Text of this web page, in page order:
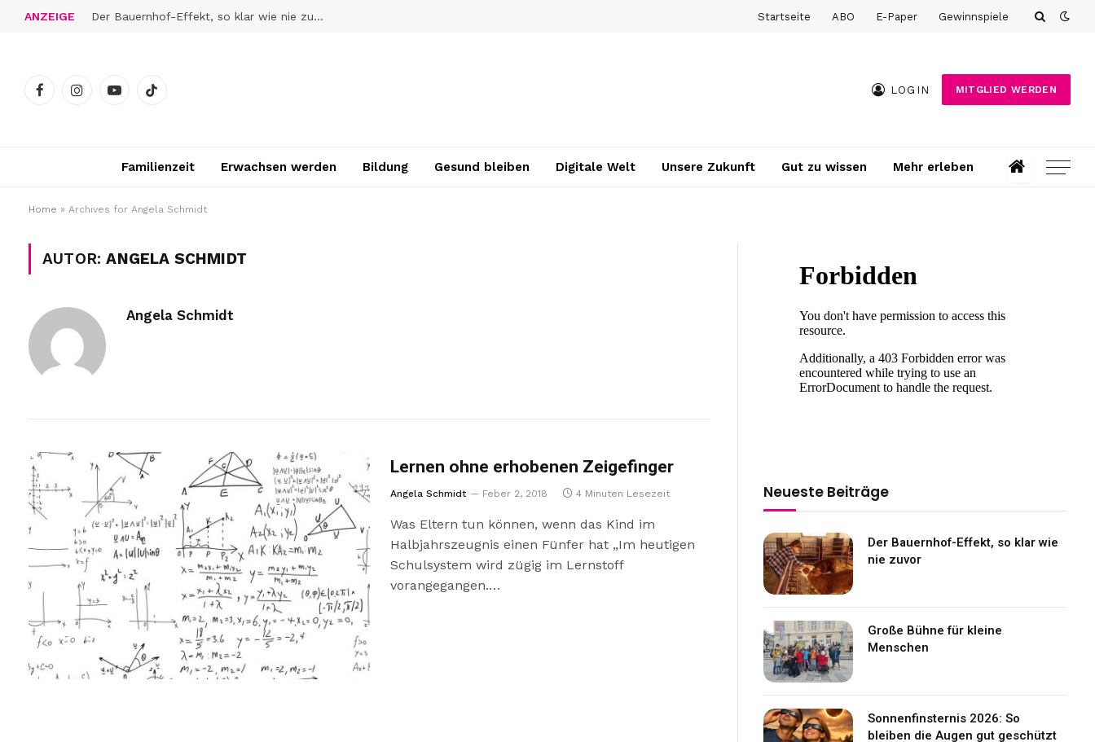
ANZEIGE Der Bauernhof-Effekt, so klar wie nie zuvor Startseite ABO E-Paper Gewinnspiele
FacebookInstagramYouTubeTikTok
LOGIN MITGLIED WERDEN
Familienzeit Erwachsen werden Bildung Gesund bleiben Digitale Welt Unsere Zukunft Gut zu wissen Mehr erleben
Home » Archives for Angela Schmidt
AUTOR:ANGELA SCHMIDT
Angela Schmidt
Lernen ohne erhobenen Zeigefinger
Angela Schmidt Feber 2, 2018 4 Minuten Lesezeit
Was Eltern tun können, wenn das Kind im
Halbjahrszeugnis einen Fünfer hat „Im heutigen
Schulsystem wird zügig im Lernstoff
vorangegangen.…
Neueste Beiträge
Der Bauernhof-Effekt, so klar wie
nie zuvor
Große Bühne für kleine
Menschen
Sonnenfinsternis 2026: So
bleiben die Augen gut geschützt